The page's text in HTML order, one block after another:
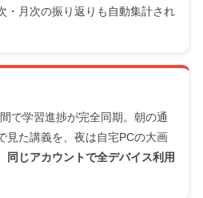
・月次の振り返りも自動集計され
で学習進捗が完全同期。朝の通
見た講義を、夜は自宅PCの大画
同じアカウントで全デバイス利用